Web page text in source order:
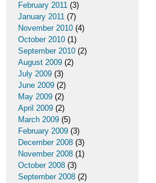
February 2011 (3)
January 2011 (7)
November 2010 (4)
October 2010 (1)
September 2010 (2)
August 2009 (2)
July 2009 (3)
June 2009 (2)
May 2009 (2)
April 2009 (2)
March 2009 (5)
February 2009 (3)
December 2008 (3)
November 2008 (1)
October 2008 (3)
September 2008 (2)